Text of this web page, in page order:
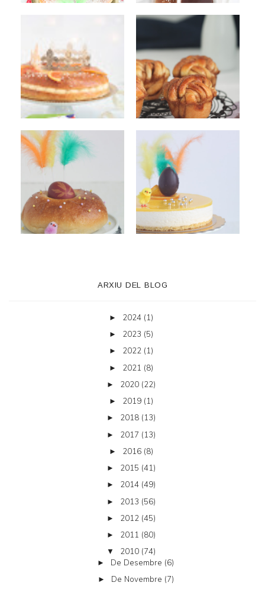
ARXIU DEL BLOG
► 2024 (1)
► 2023 (5)
► 2022 (1)
► 2021 (8)
► 2020 (22)
► 2019 (1)
► 2018 (13)
► 2017 (13)
► 2016 (8)
► 2015 (41)
► 2014 (49)
► 2013 (56)
► 2012 (45)
► 2011 (80)
▼ 2010 (74)
► De Desembre (6)
► De Novembre (7)